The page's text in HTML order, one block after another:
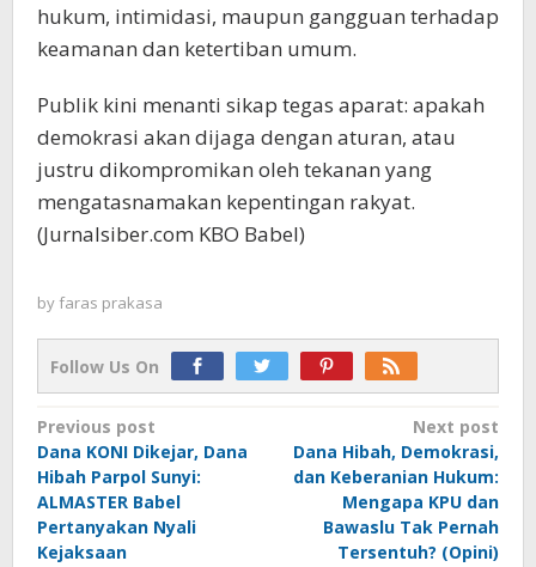
hukum, intimidasi, maupun gangguan terhadap
keamanan dan ketertiban umum.
Publik kini menanti sikap tegas aparat: apakah
demokrasi akan dijaga dengan aturan, atau
justru dikompromikan oleh tekanan yang
mengatasnamakan kepentingan rakyat.
(Jurnalsiber.com KBO Babel)
by faras prakasa
Follow Us On
Post
navigation
Previous post
Dana KONI Dikejar, Dana
Hibah Parpol Sunyi:
ALMASTER Babel
Pertanyakan Nyali
Kejaksaan
Next post
Dana Hibah, Demokrasi,
dan Keberanian Hukum:
Mengapa KPU dan
Bawaslu Tak Pernah
Tersentuh? (Opini)